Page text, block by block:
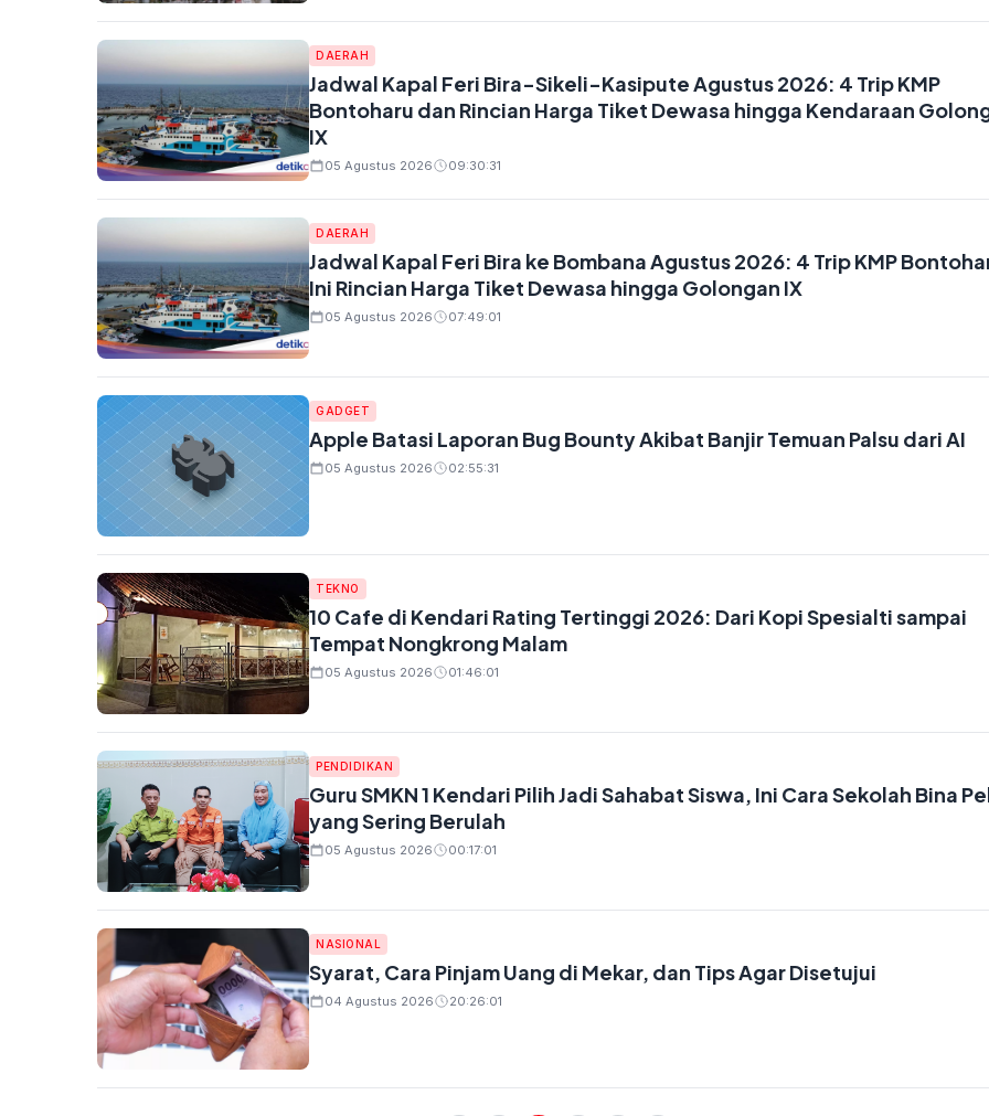
DAERAH
Jadwal Kapal Feri Bira-Sikeli-Kasipute Agustus 2026: 4 Trip KMP
Bontoharu dan Rincian Harga Tiket Dewasa hingga Kendaraan
IX
05 Agustus 2026 09:30:31
DAERAH
Jadwal Kapal Feri Bira ke Bombana Agustus 2026: 4 Trip KMP
Ini Rincian Harga Tiket Dewasa hingga Golongan IX
05 Agustus 2026 07:49:01
GADGET
Apple Batasi Laporan Bug Bounty Akibat Banjir Temuan Palsu dari AI
05 Agustus 2026 02:55:31
TEKNO
10 Cafe di Kendari Rating Tertinggi 2026: Dari Kopi Spesialti sampai
Tempat Nongkrong Malam
05 Agustus 2026 01:46:01
PENDIDIKAN
Guru SMKN 1 Kendari Pilih Jadi Sahabat Siswa, Ini Cara Sekolah Bina
yang Sering Berulah
05 Agustus 2026 00:17:01
NASIONAL
Syarat, Cara Pinjam Uang di Mekar, dan Tips Agar Disetujui
04 Agustus 2026 20:26:01